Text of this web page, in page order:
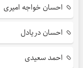
احسان خواجه امیری
احسان دریادل
احمد سعیدی